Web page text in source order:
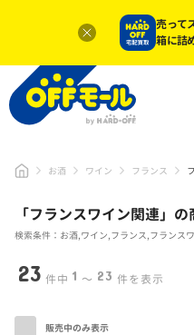
売って
箱に詰
お酒 ワイン フランス
「フランスワイン関連」 の
検索条件：お酒,ワイン,フランス,フランス
23 件中 1 〜 23 件を表示
販売中のみ表示